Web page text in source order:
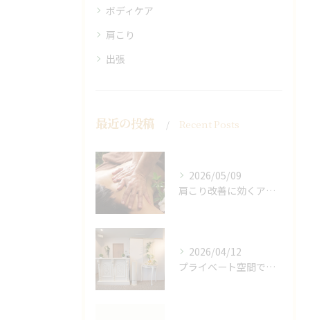
ボディケア
肩こり
出張
最近の投稿 Recent Posts
2026/05/09
肩こり改善に効くアロマリンパの手技と効果
2026/04/12
プライベート空間で極上アロマリンパケアの効果